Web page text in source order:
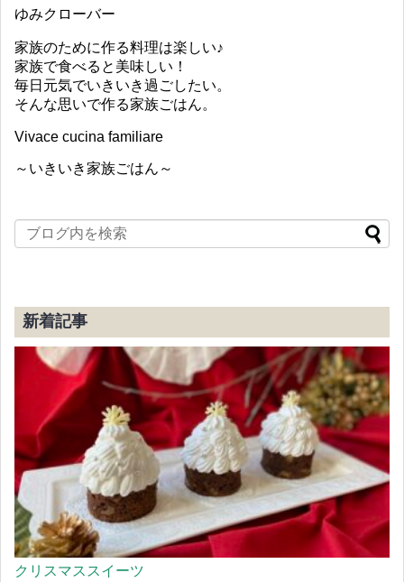
ゆみクローバー
家族のために作る料理は楽しい♪
家族で食べると美味しい！
毎日元気でいきいき過ごしたい。
そんな思いで作る家族ごはん。
Vivace cucina familiare
～いきいき家族ごはん～
新着記事
クリスマススイーツ